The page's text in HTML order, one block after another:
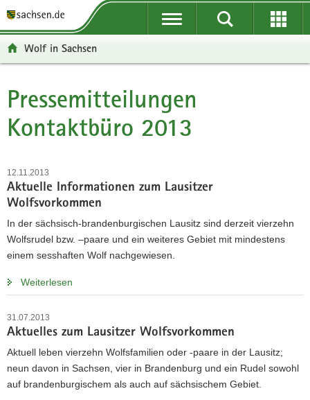
t
ü
b
e
r
e
f
e
n
e
a
i
g
a
t
n
a
v
a
t
o
n
p
n
h
a
t
e
I
n
r
m
t
i
o
t
-
B
e
c
Wolf in Sachsen
Hauptinhalt
Pressemitteilungen
Kontaktbüro 2013
12.11.2013
Aktuelle Informationen zum Lausitzer
Wolfsvorkommen
In der sächsisch-brandenburgischen Lausitz sind derzeit vierzehn
Wolfsrudel bzw. –paare und ein weiteres Gebiet mit mindestens
einem sesshaften Wolf nachgewiesen.
Weiterlesen
31.07.2013
Aktuelles zum Lausitzer Wolfsvorkommen
Aktuell leben vierzehn Wolfsfamilien oder -paare in der Lausitz;
neun davon in Sachsen, vier in Brandenburg und ein Rudel sowohl
auf brandenburgischem als auch auf sächsischem Gebiet.